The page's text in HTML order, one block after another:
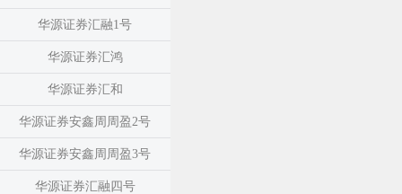
华源证券汇融1号
华源证券汇鸿
华源证券汇和
华源证券安鑫周周盈2号
华源证券安鑫周周盈3号
华源证券汇融四号